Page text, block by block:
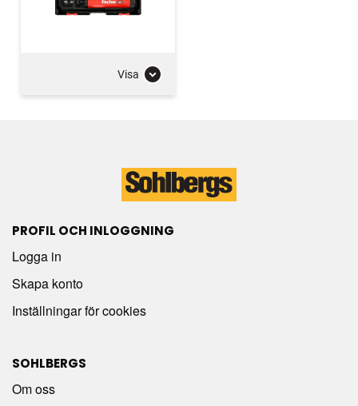
Visa
PROFIL OCH INLOGGNING
Logga in
Skapa konto
Inställningar för cookies
SOHLBERGS
Om oss